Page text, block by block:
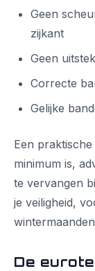
Geen
zijkant
Geen
Correcte
Gelijke
Een
minimum is,
te vervangen
je veiligheid,
De